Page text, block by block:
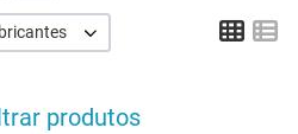
Grid
produtos